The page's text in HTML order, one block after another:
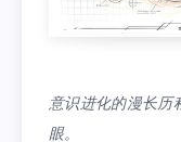
意识进化的漫长历
眼。